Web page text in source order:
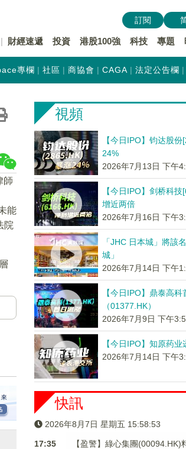
財經速遞 投資 港股100強 科技 專題
訂閱
專欄 社區 商協會 CAGA 法定公告欄
師
能
院
視頻
【今日IPO】钧达股
24%
2026年7月13日 下午
【今日IPO】剑桥科技
增近两倍
2026年7月16日 下午
「JHC 日本城」將該
城」
2026年7月14日 下午
【今日IPO】鼎泰高科
（01377.HK）
2026年7月9日 下午
【今日IPO】知原药
2026年7月14日 下午
快訊
2026年8月7日 星期五 15:58:54
17:35
【盈警】綠心集團(00094.HK)